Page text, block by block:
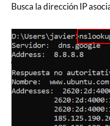
Busca la dirección IP